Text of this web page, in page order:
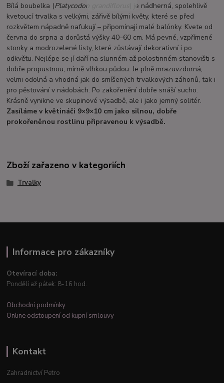
Bílá boubelka (Platycodon grandiflorus
) je nádherná, spolehlivě
kvetoucí trvalka s velkými, zářivě bílými květy, které se před
rozkvětem nápadně nafukují – připomínají malé balónky. Kvete od
června do srpna a dorůstá výšky 40–60 cm. Má pevné, vzpřímené
stonky a modrozelené listy, které zůstávají dekorativní i po
odkvětu. Nejlépe se jí daří na slunném až polostinném stanovišti s
dobře propustnou, mírně vlhkou půdou. Je plně mrazuvzdorná,
velmi odolná a vhodná jak do smíšených trvalkových záhonů, tak i
pro pěstování v nádobách. Po zakořenění dobře snáší sucho.
Krásně vynikne ve skupinové výsadbě, ale i jako jemný solitér.
Zasíláme v květináči 9×9×10 cm jako silnou, dobře
prokořeněnou rostlinu připravenou k výsadbě.
Zboží zařazeno v kategoriích
Trvalky
Informace pro zákazníky
Otevírací doba:
Pondělí až pátek: 8-16 hod.
Obchodní podmínky
Online odstoupení od kupní smlouvy
Kontakt
Zahradnictví Petro